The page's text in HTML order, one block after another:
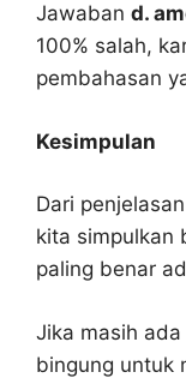
Jawaban d.
100% salah,
pembahasan
Kesimpulan
Dari
kita simpulkan
paling benar
Jika masih
bingung untuk